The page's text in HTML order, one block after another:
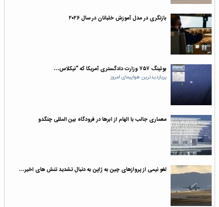
بازنگری در مدل آموزش خلبانان در سال ۲۰۲۶
بوئینگ ۷۵۷ وزارت دادگستری آمریکا که "نیکلاس…
پربازدیدترین هواپیمای امروز
معماری جالب با الهام از ابرها در فرودگاه بین المللی چنگدو
لغو نیمی از پروازهای چین به ژاپن به دنبال تشدید تنش های اخیر…